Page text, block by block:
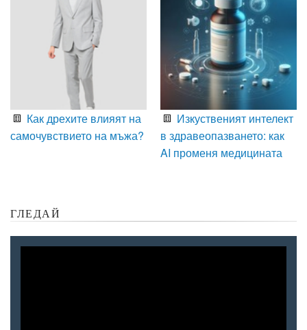
Как дрехите влияят на
самочувствието на мъжа?
Изкуственият интелект
в здравеопазването: как
AI променя медицината
ГЛЕДАЙ